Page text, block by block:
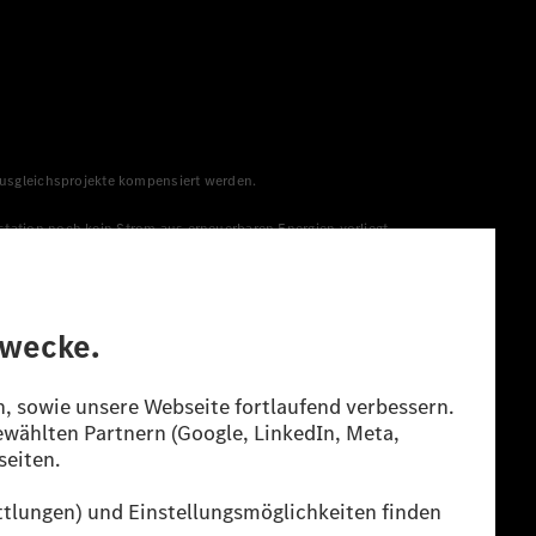
kompensiert werden.
noch kein Strom aus erneuerbaren Energien vorliegt,
angegebenen Spannweiten beziehen sich auf den
durch den Pkw, sondern auch vom Fahrstil und
ermittelt. Es liegen bislang weder bestätigte Werte von